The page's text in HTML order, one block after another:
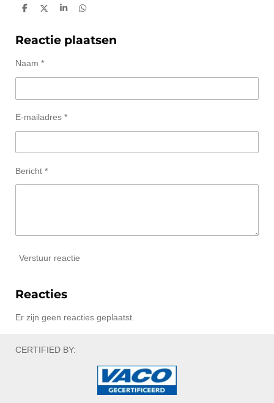
D
e
n
D
l
S
r
e
D
e
n
Reactie plaatsen
Naam *
E-mailadres *
Bericht *
Verstuur reactie
Reacties
Er zijn geen reacties geplaatst.
CERTIFIED BY: